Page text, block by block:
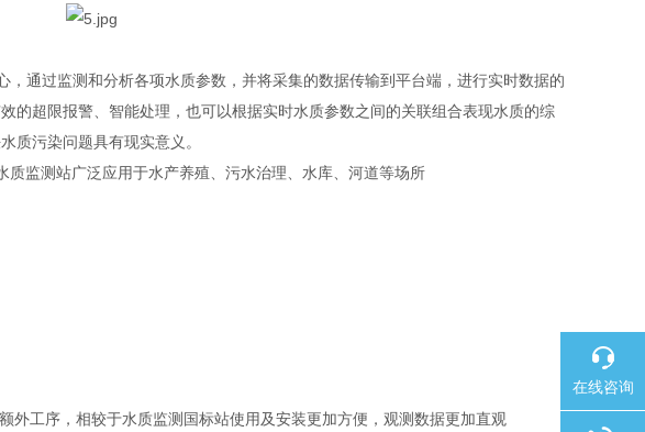
通过监测和分析各项水质参数，并将采集的数据传输到平台端，进行实时数据的
的超限报警、智能处理，也可以根据实时水质参数之间的关联组合表现水质的综
质污染问题具有现实意义。
监测站广泛应用于水产养殖、污水治理、水库、河道等场所
工序，相较于水质监测国标站使用及安装更加方便，观测数据更加直观
在线咨询